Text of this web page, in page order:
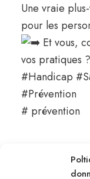
Une vraie
pour les
Et vous,
vos pratiques ?
#Handicap
#Prévention
# prévention